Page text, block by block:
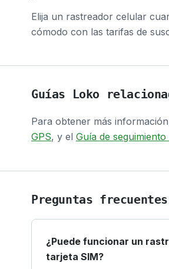
Elija un rastreador celular
cómodo con las tarifas de
Guías Loko
Para obtener más
GPS, y el Guía de
Preguntas frecuentes
¿Puede funcionar un
tarjeta SIM?